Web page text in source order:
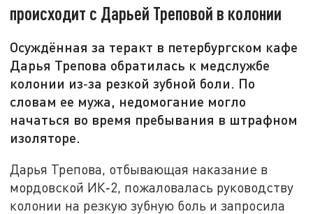
происходит с Дарьей Треповой в колонии
Осуждённая за теракт в петербургском кафе
Дарья Трепова обратилась к медслужбе
колонии из‑за резкой зубной боли. По
словам ее мужа, недомогание могло
начаться во время пребывания в штрафном
изоляторе.
Дарья Трепова, отбывающая наказание в
мордовской ИК‑2, пожаловалась руководству
колонии на резкую зубную боль и запросила